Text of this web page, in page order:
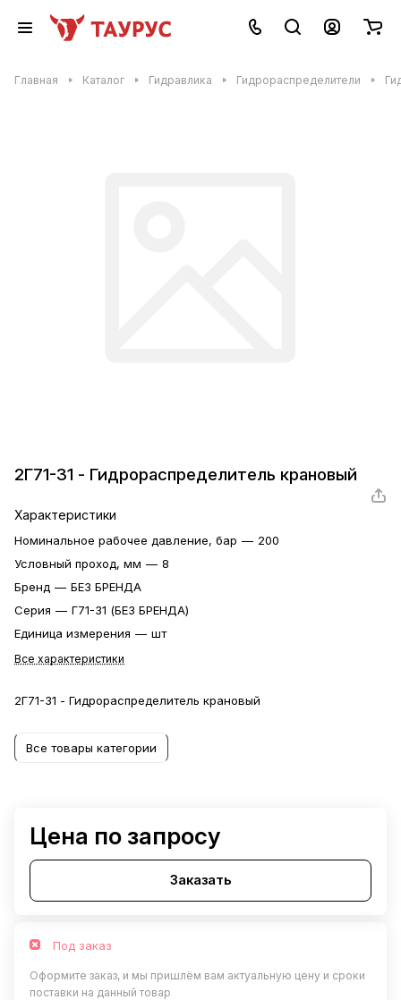
Главная Каталог Гидравлика Гидрораспределители
2Г71-31 - Гидрораспределитель крановый
Характеристики
Номинальное рабочее давление, бар — 200
Условный проход, мм — 8
Бренд — БЕЗ БРЕНДА
Серия — Г71-31 (БЕЗ БРЕНДА)
Единица измерения — шт
Все характеристики
2Г71-31 - Гидрораспределитель крановый
Все товары категории
Цена по запросу
Заказать
Под заказ
Оформите заказ, и мы пришлём вам актуальную цену и сроки
поставки на данный товар